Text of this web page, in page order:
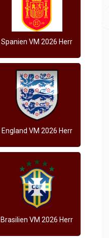
Spanien VM 2026 Herr
England VM 2026 Herr
Brasilien VM 2026 Herr